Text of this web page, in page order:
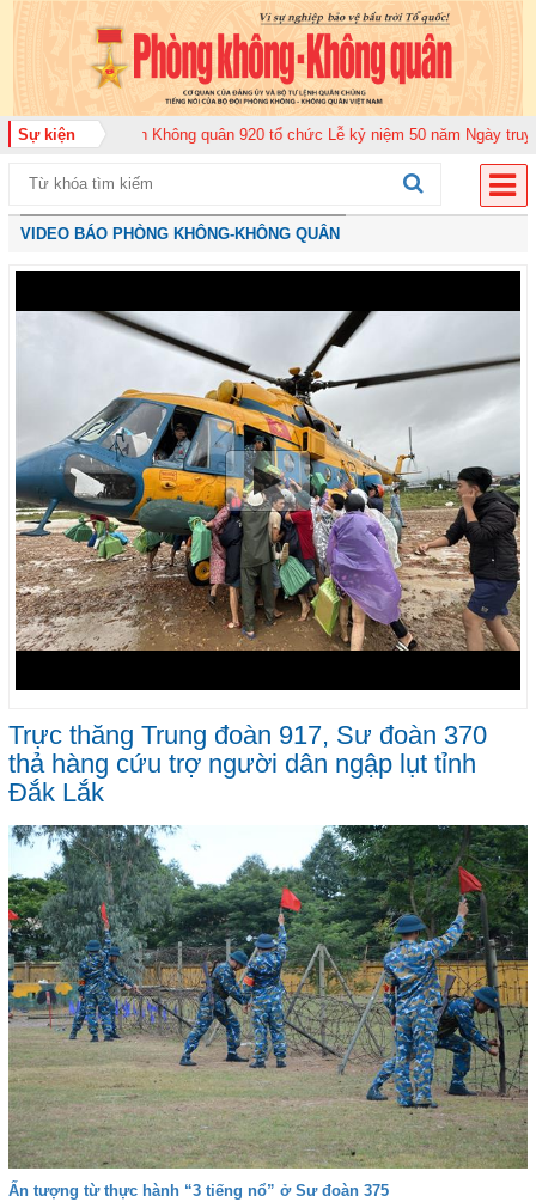
Sự kiện
đoàn Không quân 920 tổ chức Lễ kỷ niệm 50 năm Ngày truyền thống (12-
VIDEO BÁO PHÒNG KHÔNG-KHÔNG QUÂN
Trực thăng Trung đoàn 917, Sư đoàn 370
thả hàng cứu trợ người dân ngập lụt tỉnh
Đắk Lắk
Ấn tượng từ thực hành “3 tiếng nổ” ở Sư đoàn 375